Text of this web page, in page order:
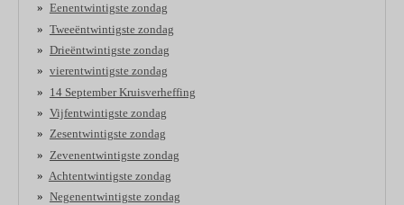
Eenentwintigste zondag
Tweeëntwintigste zondag
Drieëntwintigste zondag
vierentwintigste zondag
14 September Kruisverheffing
Vijfentwintigste zondag
Zesentwintigste zondag
Zevenentwintigste zondag
Achtentwintigste zondag
Negenentwintigste zondag